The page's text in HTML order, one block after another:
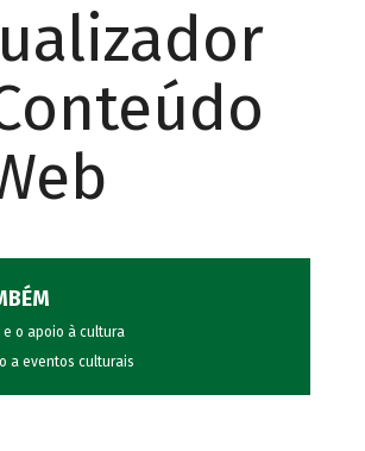
e o apoio à cultura
a eventos culturais